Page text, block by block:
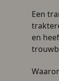
Een
en